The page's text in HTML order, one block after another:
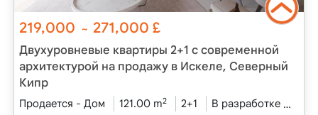
219,000 ~ 271,000 £
Двухуровневые квартиры 2+1 с современной
архитектурой на продажу в Искеле, Северный
Кипр
Продается - Дом 121.00 m2 2+1 В разработке